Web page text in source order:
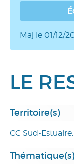
Maj le 01/12/
LE
Territoire(s)
CC Sud-
Thématique(s)